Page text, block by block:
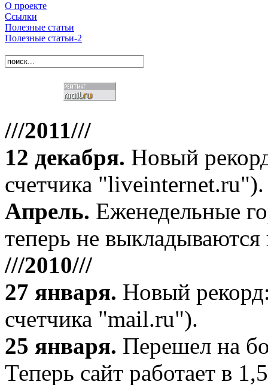
О проекте
Ссылки
Полезные статьи
Полезные статьи-2
///2011///
12 декабря. Новый
счетчика "liveinternet.ru").
Апрель. Еженедельные
теперь не выкладываются
///2010///
27 января. Новый
счетчика "mail.ru").
25 января. Перешел на
Теперь сайт работает в